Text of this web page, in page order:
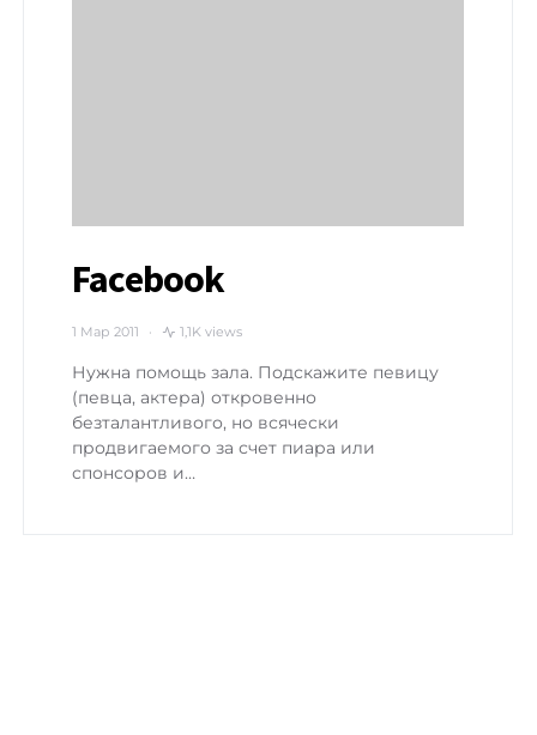
Facebook
1 Мар 2011 1,1K views
Нужна помощь зала. Подскажите певицу
(певца, актера) откровенно
безталантливого, но всячески
продвигаемого за счет пиара или
спонсоров и…